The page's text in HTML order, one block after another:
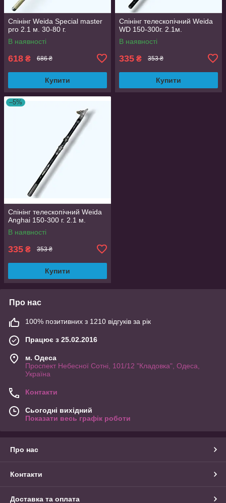
Спінінг Weida Special master
pro 2.1 м. 30-80 г.
В наявності
618 ₴ 686 ₴
Купити
Спінінг телескопічний Weida
WD 150-300г. 2.1м.
В наявності
335 ₴ 353 ₴
Купити
–5%
Спінінг телескопічний Weida
Anghai 150-300 г. 2.1 м.
В наявності
335 ₴ 353 ₴
Купити
Про нас
100% позитивних з 1210 відгуків за рік
Працює з 25.02.2016
м. Одеса
Проспект Небесної Сотні, 101/12 "Кладовка", Одеса,
Україна
Контакти
Сьогодні вихідний
Показати весь графік роботи
Про нас
Контакти
Доставка та оплата